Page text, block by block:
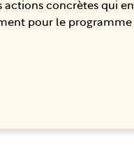
actions concrètes qui en
pour le programme